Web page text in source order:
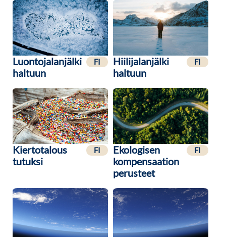
FI
Luontojalanjälki
haltuun
FI
Hiilijalanjälki
haltuun
FI
Kiertotalous
tutuksi
FI
Ekologisen
kompensaation
perusteet